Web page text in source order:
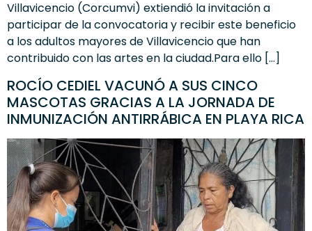
Villavicencio (Corcumvi) extiendió la invitación a
participar de la convocatoria y recibir este beneficio
a los adultos mayores de Villavicencio que han
contribuido con las artes en la ciudad.Para ello […]
ROCÍO CEDIEL VACUNÓ A SUS CINCO
MASCOTAS GRACIAS A LA JORNADA DE
INMUNIZACIÓN ANTIRRÁBICA EN PLAYA RICA